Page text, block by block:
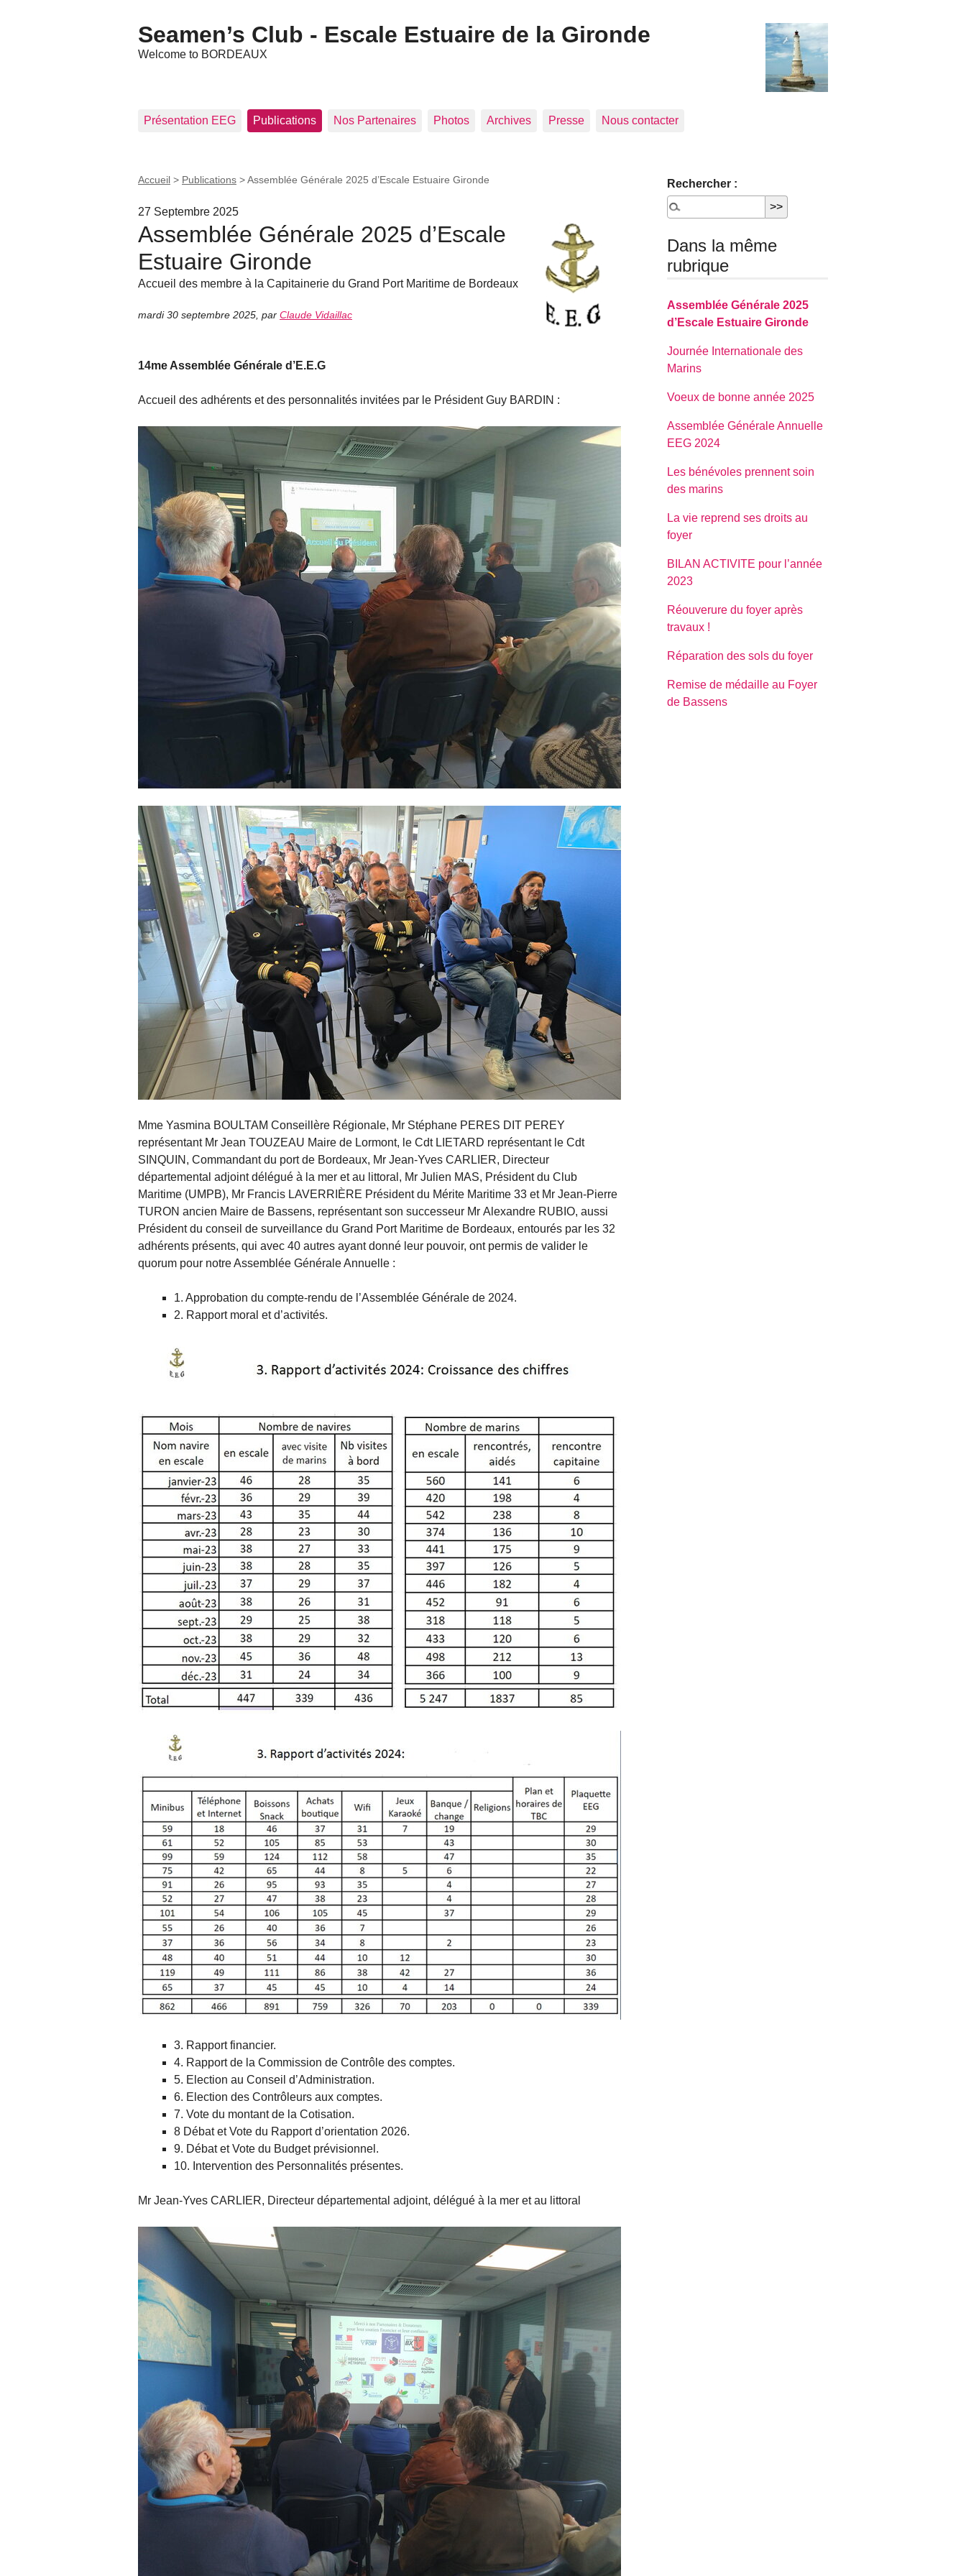
Seamen’s Club - Escale Estuaire de la Gironde
Welcome to BORDEAUX
Présentation EEG Publications Nos Partenaires Photos Archives Presse Nous contacter
Accueil > Publications >Assemblée Générale 2025 d’Escale Estuaire Gironde
27 Septembre 2025
Assemblée Générale 2025 d’Escale
Estuaire Gironde
Accueil des membre à la Capitainerie du Grand Port Maritime de Bordeaux
mardi 30 septembre 2025 par Claude Vidaillac
14me Assemblée Générale d’E.E.G
Accueil des adhérents et des personnalités invitées par le Président Guy BARDIN :
Mme Yasmina BOULTAM Conseillère Régionale, Mr Stéphane PERES DIT PEREY
représentant Mr Jean TOUZEAU Maire de Lormont, le Cdt LIETARD représentant le Cdt
SINQUIN, Commandant du port de Bordeaux, Mr Jean-Yves CARLIER, Directeur
départemental adjoint délégué à la mer et au littoral, Mr Julien MAS, Président du Club
Maritime (UMPB), Mr Francis LAVERRIÈRE Président du Mérite Maritime 33 et Mr Jean-Pierre
TURON ancien Maire de Bassens, représentant son successeur Mr Alexandre RUBIO, aussi
Président du conseil de surveillance du Grand Port Maritime de Bordeaux, entourés par les 32
adhérents présents, qui avec 40 autres ayant donné leur pouvoir, ont permis de valider le
quorum pour notre Assemblée Générale Annuelle :
1. Approbation du compte-rendu de l’Assemblée Générale de 2024.
2. Rapport moral et d’activités.
3. Rapport financier.
4. Rapport de la Commission de Contrôle des comptes.
5. Election au Conseil d’Administration.
6. Election des Contrôleurs aux comptes.
7. Vote du montant de la Cotisation.
8 Débat et Vote du Rapport d’orientation 2026.
9. Débat et Vote du Budget prévisionnel.
10. Intervention des Personnalités présentes.
Mr Jean-Yves CARLIER, Directeur départemental adjoint, délégué à la mer et au littoral
Rechercher :
Dans la même
rubrique
Assemblée Générale 2025
d’Escale Estuaire Gironde
Journée Internationale des
Marins
Voeux de bonne année 2025
Assemblée Générale Annuelle
EEG 2024
Les bénévoles prennent soin
des marins
La vie reprend ses droits au
foyer
BILAN ACTIVITE pour l’année
2023
Réouverure du foyer après
travaux !
Réparation des sols du foyer
Remise de médaille au Foyer
de Bassens